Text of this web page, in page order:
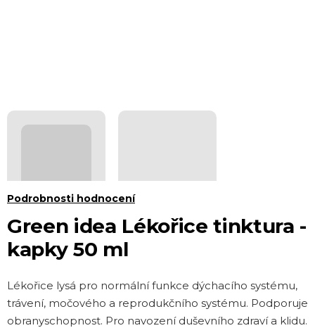
Green idea Lékořice tinktura -
kapky 50 ml
Průměrné
produktu
je
z 5
hvězdiček.
Podrobnosti hodnocení
Lékořice lysá pro normální funkce dýchacího systému,
trávení, močového a reprodukčního systému. Podporuje
obranyschopnost. Pro navození duševního zdraví a klidu.